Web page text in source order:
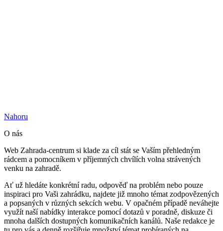
Nahoru
O nás
Web Zahrada-centrum si klade za cíl stát se Vaším přehledným
rádcem a pomocníkem v příjemných chvílích volna strávených
venku na zahradě.
Ať už hledáte konkrétní radu, odpověď na problém nebo pouze
inspiraci pro Vaši zahrádku, najdete již mnoho témat zodpovězených
a popsaných v různých sekcích webu. V opačném případě neváhejte
využít naší nabídky interakce pomocí dotazů v poradně, diskuze či
mnoha dalších dostupných komunikačních kanálů. Naše redakce je